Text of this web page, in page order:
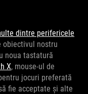
dintre perifericele
obiectivul nostru
noua tastatură
X, mouse-ul de
jocuri preferată
fie acceptate și alte